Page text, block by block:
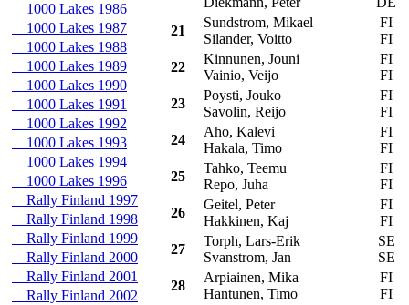
1000 Lakes 1986
1000 Lakes 1987
1000 Lakes 1988
1000 Lakes 1989
1000 Lakes 1990
1000 Lakes 1991
1000 Lakes 1992
1000 Lakes 1993
1000 Lakes 1994
1000 Lakes 1996
Rally Finland 1997
Rally Finland 1998
Rally Finland 1999
Rally Finland 2000
Rally Finland 2001
Rally Finland 2002
21
Sundstrom, Mikael
Silander, Voitto
FI
FI
22
Kinnunen, Jouni
Vainio, Veijo
FI
FI
23
Poysti, Jouko
Savolin, Reijo
FI
FI
24
Aho, Kalevi
Hakala, Timo
FI
FI
25
Tahko, Teemu
Repo, Juha
FI
FI
26
Geitel, Peter
Hakkinen, Kaj
FI
FI
27
Torph, Lars-Erik
Svanstrom, Jan
SE
SE
28
Arpiainen, Mika
Hantunen, Timo
FI
FI